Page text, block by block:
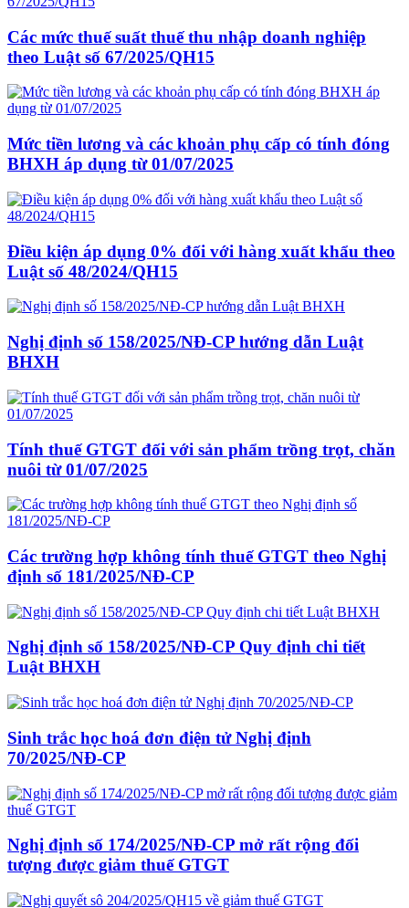
Các mức thuế suất thuế thu nhập doanh nghiệp
theo Luật số 67/2025/QH15
Mức tiền lương và các khoản phụ cấp có tính đóng
BHXH áp dụng từ 01/07/2025
Điều kiện áp dụng 0% đối với hàng xuất khẩu theo
Luật số 48/2024/QH15
Nghị định số 158/2025/NĐ-CP hướng dẫn Luật
BHXH
Tính thuế GTGT đối với sản phẩm trồng trọt, chăn
nuôi từ 01/07/2025
Các trường hợp không tính thuế GTGT theo Nghị
định số 181/2025/NĐ-CP
Nghị định số 158/2025/NĐ-CP Quy định chi tiết
Luật BHXH
Sinh trắc học hoá đơn điện tử Nghị định
70/2025/NĐ-CP
Nghị định số 174/2025/NĐ-CP mở rất rộng đối
tượng được giảm thuế GTGT